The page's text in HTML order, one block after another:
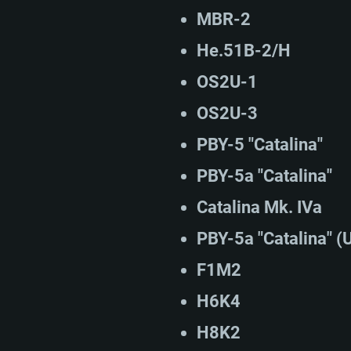
Pour MAC
Recommandée
OS: Windows 10/
Processeur: Intel
(Les
supportés)
Recommandée
OS: Mac OS Big
Processeur: Core
ne sont pas
Mémoire: 8 GB
les plus
Recommandée
OS: Ubuntu 20.04
Processeur: Intel
МBR-2
He.51B-2/H
OS2U-1
OS2U-3
PBY-5 "Catalina"
PBY-5a "Catalina"
Catalina Mk. IVa
PBY-5a "Catalina"
F1M2
H6K4
H8K2